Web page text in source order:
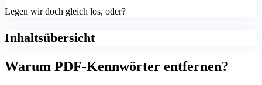
Legen wir doch gleich los, oder?
Inhaltsübersicht
Warum PDF-Kennwörter entfernen?